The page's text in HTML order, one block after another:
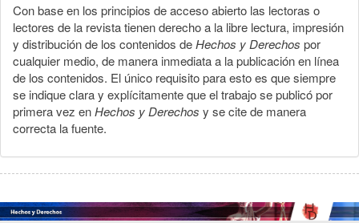
Con base en los principios de acceso abierto las lectoras o
lectores de la revista tienen derecho a la libre lectura, impresión
y distribución de los contenidos deHechos y Derechos por
cualquier medio, de manera inmediata a la publicación en línea
de los contenidos. El único requisito para esto es que siempre
se indique clara y explícitamente que el trabajo se publicó por
primera vez enHechos y Derechos y se cite de manera
correcta la fuente.